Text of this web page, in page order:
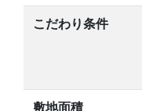
こだわり条件
敷地面積